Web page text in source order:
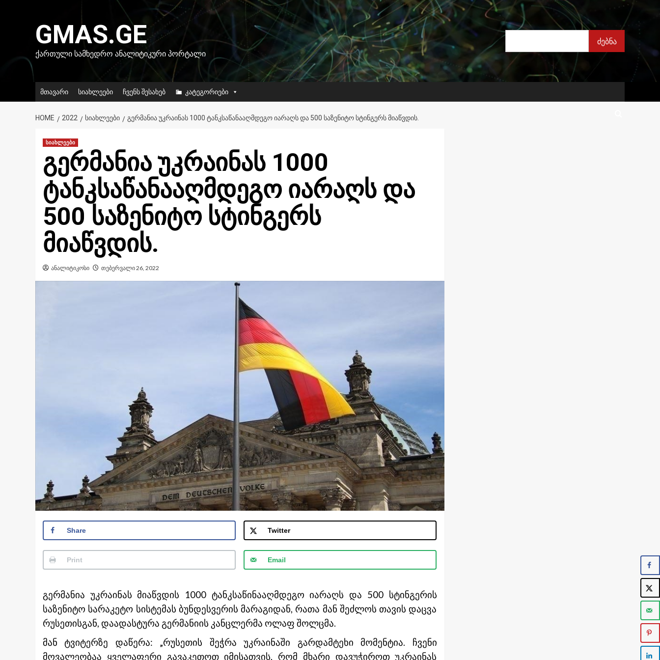
GMAS.GE
ᲥᲐᲠᲗᲣᲚᲘ ᲡᲐᲛᲮᲔᲓᲠᲝ ᲐᲜᲐᲚᲘᲢᲘᲙᲣᲠᲘ ᲞᲝᲠᲢᲐᲚᲘ
ძებნა
ძებნა
მთავარი სიახლეები ჩვენს შესახებ კატეგორიები
HOME 2022 ᲡᲘᲐᲮᲚᲔᲔᲑᲘ ᲒᲔᲠᲛᲐᲜᲘᲐ ᲣᲙᲠᲐᲘᲜᲐᲡ 1000 ᲢᲐᲜᲙᲡᲐᲬᲐᲜᲐᲐᲦᲛᲓᲔᲒᲝ ᲘᲐᲠᲐᲦᲡ ᲓᲐ 500 ᲡᲐᲖᲔᲜᲘᲢᲝ ᲡᲢᲘᲜᲒᲔᲠᲡ ᲛᲘᲐᲬᲕᲓᲘᲡ.
სიახლეები
გერმანია უკრაინას 1000
ტანკსაწანააღმდეგო იარაღს და
500 საზენიტო სტინგერს
მიაწვდის.
ანალიტიკოსი თებერვალი 26, 2022
Share Twitter
Print Email
გერმანია უკრაინას მიაწვდის 1000 ტანკსაწინააღმდეგო იარაღს და 500 სტინგერის
საზენიტო სარაკეტო სისტემას ბუნდესვერის მარაგიდან, რათა მან შეძლოს თავის დაცვა
რუსეთისგან, დაადასტურა გერმანიის კანცლერმა ოლაფ შოლცმა.
მან ტვიტერზე დაწერა: „რუსეთის შეჭრა უკრაინაში გარდამტეხი მომენტია. ჩვენი
მოვალეობაა ყველაფერი გავაკეთოთ იმისათვის, რომ მხარი დავუჭიროთ უკრაინას